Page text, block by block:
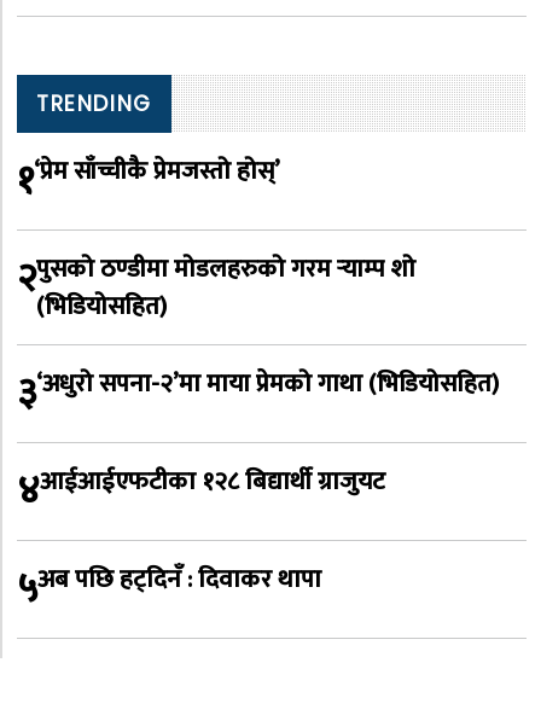
TRENDING
१‘प्रेम साँच्चीकै प्रेमजस्तो होस्’
२पुसको ठण्डीमा मोडलहरुको गरम र्‍याम्प शो
(भिडियोसहित)
३‘अधुरो सपना-२’मा माया प्रेमको गाथा (भिडियोसहित)
४आईआईएफटीका १२८ बिद्यार्थी ग्राजुयट
५अब पछि हट्दिनँ : दिवाकर थापा